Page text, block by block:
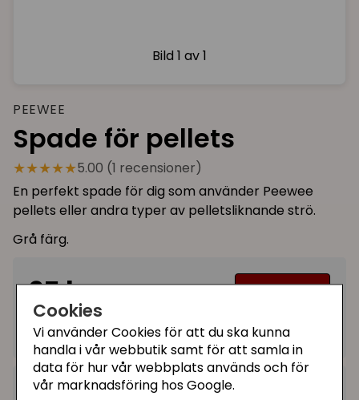
Cookies
Vi använder Cookies för att du ska kunna
handla i vår webbutik samt för att samla in
data för hur vår webbplats används och för
vår marknadsföring hos Google.
Bild 1 av 1
PEEWEE
Spade för pellets
★★★★★5.00 (1 recensioner)
En perfekt spade för dig som använder Peewee
pellets eller andra typer av pelletsliknande strö.
Grå färg.
25 kr Bevaka
Tillfälligt slut
Kategorier: